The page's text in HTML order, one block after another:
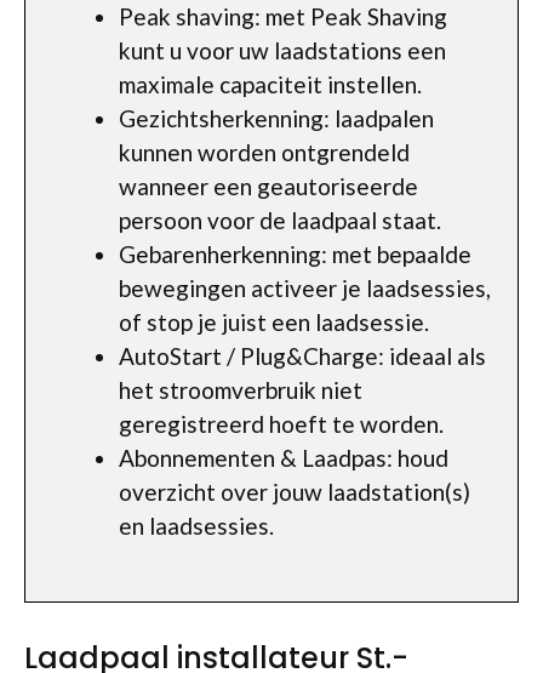
Peak shaving: met Peak Shaving
kunt u voor uw laadstations een
maximale capaciteit instellen.
Gezichtsherkenning: laadpalen
kunnen worden ontgrendeld
wanneer een geautoriseerde
persoon voor de laadpaal staat.
Gebarenherkenning: met bepaalde
bewegingen activeer je laadsessies,
of stop je juist een laadsessie.
AutoStart / Plug&Charge: ideaal als
het stroomverbruik niet
geregistreerd hoeft te worden.
Abonnementen & Laadpas: houd
overzicht over jouw laadstation(s)
en laadsessies.
Laadpaal installateur St.-